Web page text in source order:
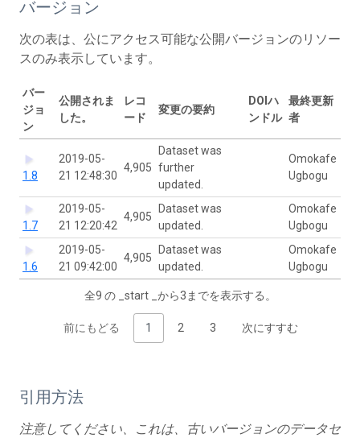
バージョン
次の表は、公にアクセス可能な公開バージョンのリソー
スのみ表示しています。
バー
ジョ
ン
公開されま
した。
レコ
ード
変更の要約
DOIハ
ンドル
最終更新
者
1.8
2019-05-
21 12:48:30
4,905
Dataset was
further
updated.
Omokafe
Ugbogu
1.7
2019-05-
21 12:20:42
4,905
Dataset was
updated.
Omokafe
Ugbogu
1.6
2019-05-
21 09:42:00
4,905
Dataset was
updated.
Omokafe
Ugbogu
全9 の _start _から3までを表示する。
前にもどる 1 2 3 次にすすむ
引用方法
注意してください、これは、古いバージョンのデータセ